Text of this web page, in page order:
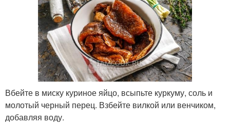
Вбейте в миску куриное яйцо, всыпьте куркуму, соль и
молотый черный перец. Взбейте вилкой или венчиком,
добавляя воду.